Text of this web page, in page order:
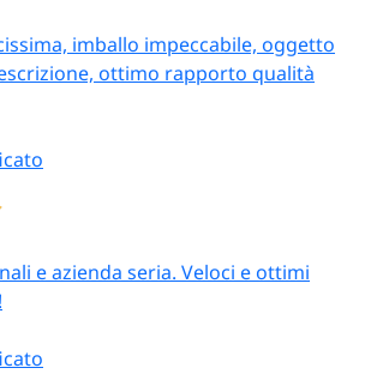
imballo impeccabile, oggetto
ottimo rapporto qualità
e azienda seria. Veloci e ottimi